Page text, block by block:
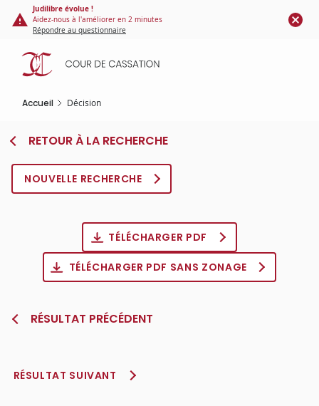
Panneau de gestion des cookies
contenu
principal
Judilibre évolue !
Aidez-nous à l'améliorer en 2 minutes
Répondre au questionnaire
Accueil Décision
RETOUR À LA RECHERCHE
NOUVELLE RECHERCHE
TÉLÉCHARGER PDF
TÉLÉCHARGER PDF SANS ZONAGE
RÉSULTAT PRÉCÉDENT
RÉSULTAT SUIVANT